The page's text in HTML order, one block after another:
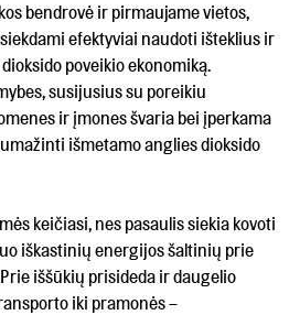
bendrovė ir pirmaujame vietos,
efektyviai naudoti išteklius ir
poveikio ekonomiką.
susijusius su poreikiu
ir įmones švaria bei įperkama
išmetamo anglies dioksido
keičiasi, nes pasaulis siekia kovoti
iškastinių energijos šaltinių prie
iššūkių prisideda ir daugelio
iki pramonės –